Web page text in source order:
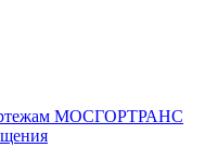
МОСГОРТРАНС